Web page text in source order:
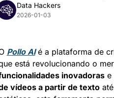
Data Hackers
2026-01-03
Pollo AI é a plataforma de
inovadoras e
vídeos a partir de texto até